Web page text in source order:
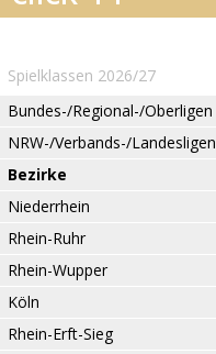
Spielklassen 2026/27
Bundes-/Regional-/Oberligen
NRW-/Verbands-/Landesligen
Bezirke
Niederrhein
Rhein-Ruhr
Rhein-Wupper
Köln
Rhein-Erft-Sieg